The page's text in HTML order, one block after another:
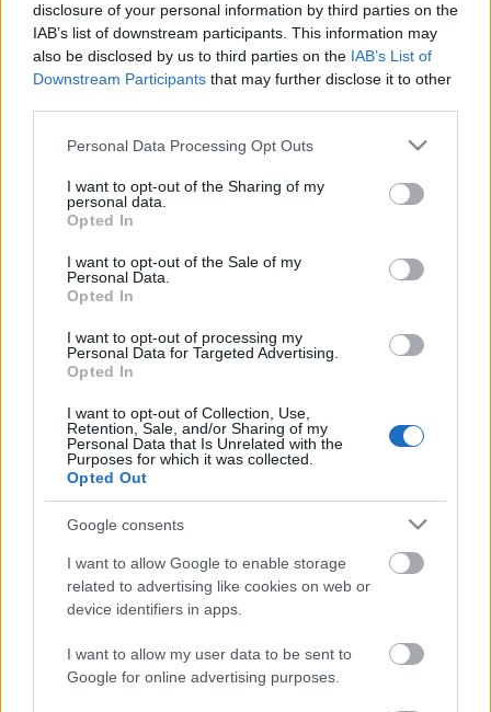
disclosure of your personal information by third parties on the
IAB’s list of downstream participants. This information may
also be disclosed by us to third parties on the IAB’s List of
Downstream Participants that may further disclose it to other
Please note that this website/app uses one or more Google
not limited to your visit or usage behaviour. You may click to
grant or deny consent to Google and its third-party tags to
use your data for below specified purposes in below Google
consent section.
Personal Data Processing Opt Outs
I want to opt-out of the Sharing of my
personal data.
Opted In
I want to opt-out of the Sale of my
Personal Data.
Opted In
I want to opt-out of processing my
Personal Data for Targeted Advertising.
Opted In
I want to opt-out of Collection, Use,
Retention, Sale, and/or Sharing of my
Personal Data that Is Unrelated with the
Purposes for which it was collected.
Opted Out
Google consents
I want to allow Google to enable storage
related to advertising like cookies on web or
device identifiers in apps.
I want to allow my user data to be sent to
Google for online advertising purposes.
Jegyek ára 15 lej, diákoknak és nyugdíjasoknak 10
lejbe kerül. Jegyek válthatók a Figura jegyirodájában
munkanapokon 10.00 és 16.00 óra között, vagy
előadás előtt egy órával a helyszínen. Információk és
jegyfoglalás a 0752-227-751-es telefonszámon, vagy
org@figura.ro e-mail címen.
CSEHOV – KISS CSABA: DE MI LETT A NŐVEL?
férfimese